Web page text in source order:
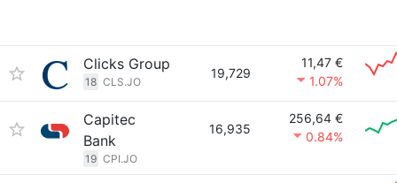
Clicks Group
18 CLS.JO
19,729
11,47 €
1.07%
Capitec
Bank
19 CPI.JO
16,935
256,64 €
0.84%